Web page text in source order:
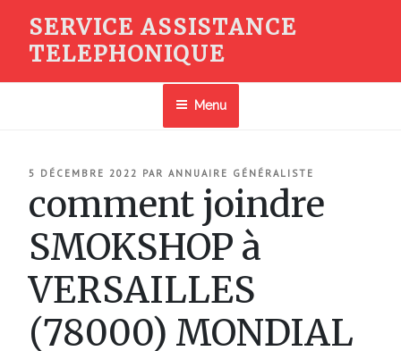
contenu
SERVICE ASSISTANCE
TELEPHONIQUE
Menu
PUBLIÉ
5 DÉCEMBRE 2022 PAR ANNUAIRE GÉNÉRALISTE
comment joindre
SMOKSHOP à
VERSAILLES
(78000) MONDIAL